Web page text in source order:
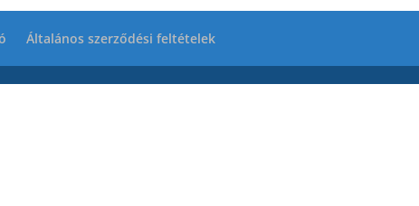
Általános szerződési feltételek